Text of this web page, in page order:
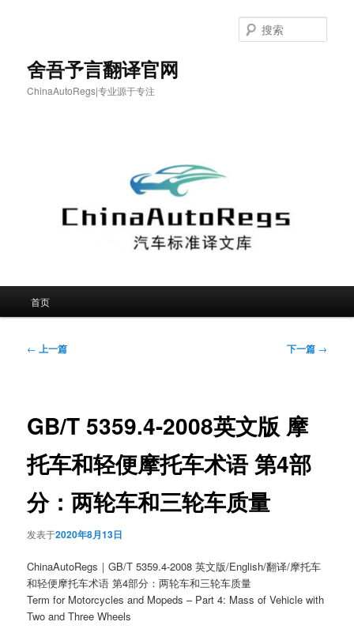
舍吾予言翻译官网
ChinaAutoRegs|专业源于专注
索
首页
文
← 上一篇 下一篇 →
GB/T 5359.4-2008英文版 摩
托车和轻便摩托车术语 第4部
分：两轮车和三轮车质量
发表于2020年8月13日
ChinaAutoRegs｜GB/T 5359.4-2008 英文版/English/翻译/摩托车
和轻便摩托车术语 第4部分：两轮车和三轮车质量
Term for Motorcycles and Mopeds – Part 4: Mass of Vehicle with
Two and Three Wheels